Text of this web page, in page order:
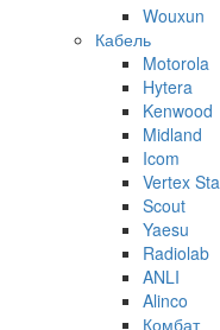
Wouxun
Кабель
Motorola
Hytera
Kenwood
Midland
Icom
Vertex
Scout
Yaesu
Radiolab
ANLI
Alinco
Комбат